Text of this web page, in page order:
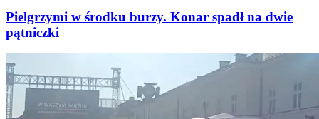
Pielgrzymi w środku burzy. Konar spadł na dwie
pątniczki